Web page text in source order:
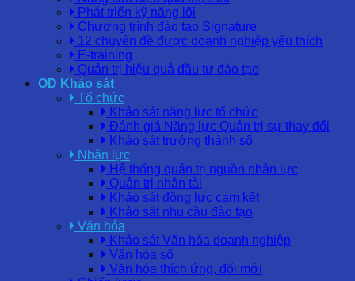
Phát triển kỹ năng lõi
Chương trình đào tạo Signature
12 chuyên đề được doanh nghiệp yêu thích
E-training
Quản trị hiệu quả đầu tư đào tạo
OD Khảo sát
Tổ chức
Khảo sát năng lực tổ chức
Đánh giá Năng lực Quản trị sự thay đổi
Khảo sát trưởng thành số
Nhân lực
Hệ thống quản trị nguồn nhân lực
Quản trị nhân tài
Khảo sát động lực cam kết
Khảo sát nhu cầu đào tạo
Văn hóa
Khảo sát Văn hóa doanh nghiệp
Văn hóa số
Văn hóa thích ứng, đổi mới